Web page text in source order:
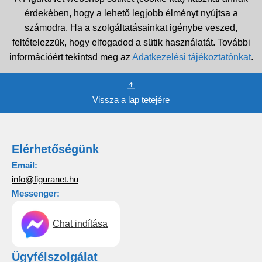
érdekében, hogy a lehető legjobb élményt nyújtsa a
számodra. Ha a szolgáltatásainkat igénybe veszed,
feltételezzük, hogy elfogadod a sütik használatát. További
információért tekintsd meg az Adatkezelési tájékoztatónkat.
Vissza a lap tetejére
Elérhetőségünk
Email:
info@figuranet.hu
Messenger:
Chat indítása
Ügyfélszolgálat